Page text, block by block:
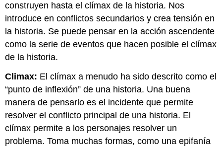
construyen hasta el clímax de la historia. Nos
introduce en conflictos secundarios y crea tensión en
la historia. Se puede pensar en la acción ascendente
como la serie de eventos que hacen posible el clímax
de la historia.
Climax: El clímax a menudo ha sido descrito como el
“punto de inflexión” de una historia. Una buena
manera de pensarlo es el incidente que permite
resolver el conflicto principal de una historia. El
clímax permite a los personajes resolver un
problema. Toma muchas formas, como una epifanía